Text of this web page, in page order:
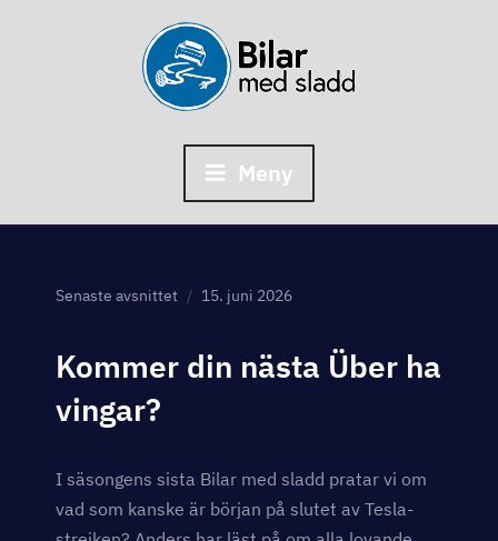
to
content
Meny
Senaste avsnittet 15. juni 2026
Kommer din nästa Über ha
vingar?
I säsongens sista Bilar med sladd pratar vi om
vad som kanske är början på slutet av Tesla-